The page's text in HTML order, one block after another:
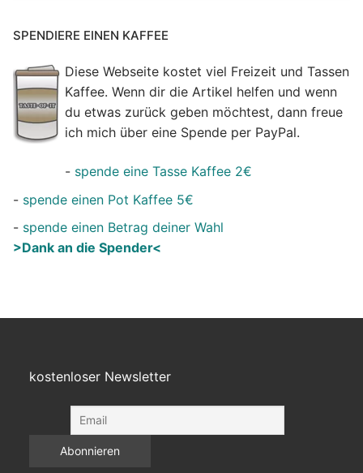
SPENDIERE EINEN KAFFEE
Diese Webseite kostet viel Freizeit und Tassen
Kaffee. Wenn dir die Artikel helfen und wenn
du etwas zurück geben möchtest, dann freue
ich mich über eine Spende per PayPal.
- spende eine Tasse Kaffee 2€
- spende einen Pot Kaffee 5€
- spende einen Betrag deiner Wahl
>Dank an die Spender<
kostenloser Newsletter